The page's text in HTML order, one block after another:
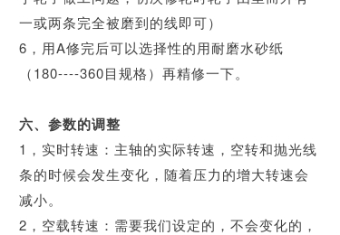
一或两条完全被磨到的线即可）
6，用A修完后可以选择性的用耐磨水砂纸
（180----360目规格）再精修一下。
六、参数的调整
1，实时转速：主轴的实际转速，空转和抛光线
条的时候会发生变化，随着压力的增大转速会
减小。
2，空载转速：需要我们设定的，不会变化的，